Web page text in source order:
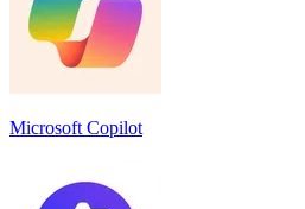
Microsoft Copilot